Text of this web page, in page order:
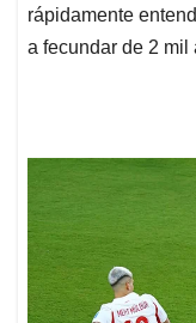
rápidamente
a fecundar de 2 mil